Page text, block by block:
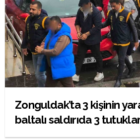
Zonguldak’ta 3 kişinin
baltalı saldırıda 3